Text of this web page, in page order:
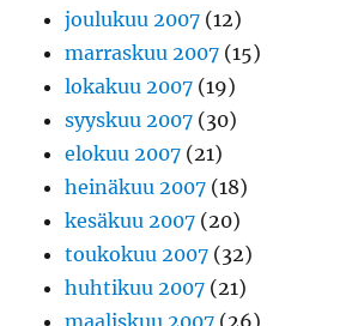
joulukuu 2007 (12)
marraskuu 2007 (15)
lokakuu 2007 (19)
syyskuu 2007 (30)
elokuu 2007 (21)
heinäkuu 2007 (18)
kesäkuu 2007 (20)
toukokuu 2007 (32)
huhtikuu 2007 (21)